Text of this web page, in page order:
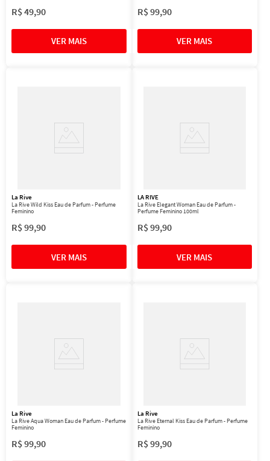
R$49,90 R$99,90
La Rive
La Rive Wild Kiss Eau de Parfum - Perfume
Feminino
R$99,90
LA RIVE
La Rive Elegant Woman Eau de Parfum -
Perfume Feminino 100ml
R$99,90
La Rive
La Rive Aqua Woman Eau de Parfum - Perfume
Feminino
R$99,90
La Rive
La Rive Eternal Kiss Eau de Parfum - Perfume
Feminino
R$99,90